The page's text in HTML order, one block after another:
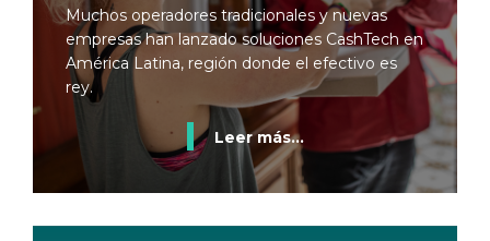
Muchos operadores tradicionales y nuevas
empresas han lanzado soluciones CashTech en
América Latina, región donde el efectivo es
rey.
Leer más...